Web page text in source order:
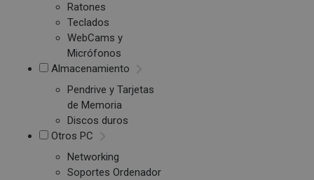
Ratones
Teclados
WebCams y
Micrófonos
Almacenamiento
Pendrive y Tarjetas
de Memoria
Discos duros
Otros PC
Networking
Soportes Ordenador